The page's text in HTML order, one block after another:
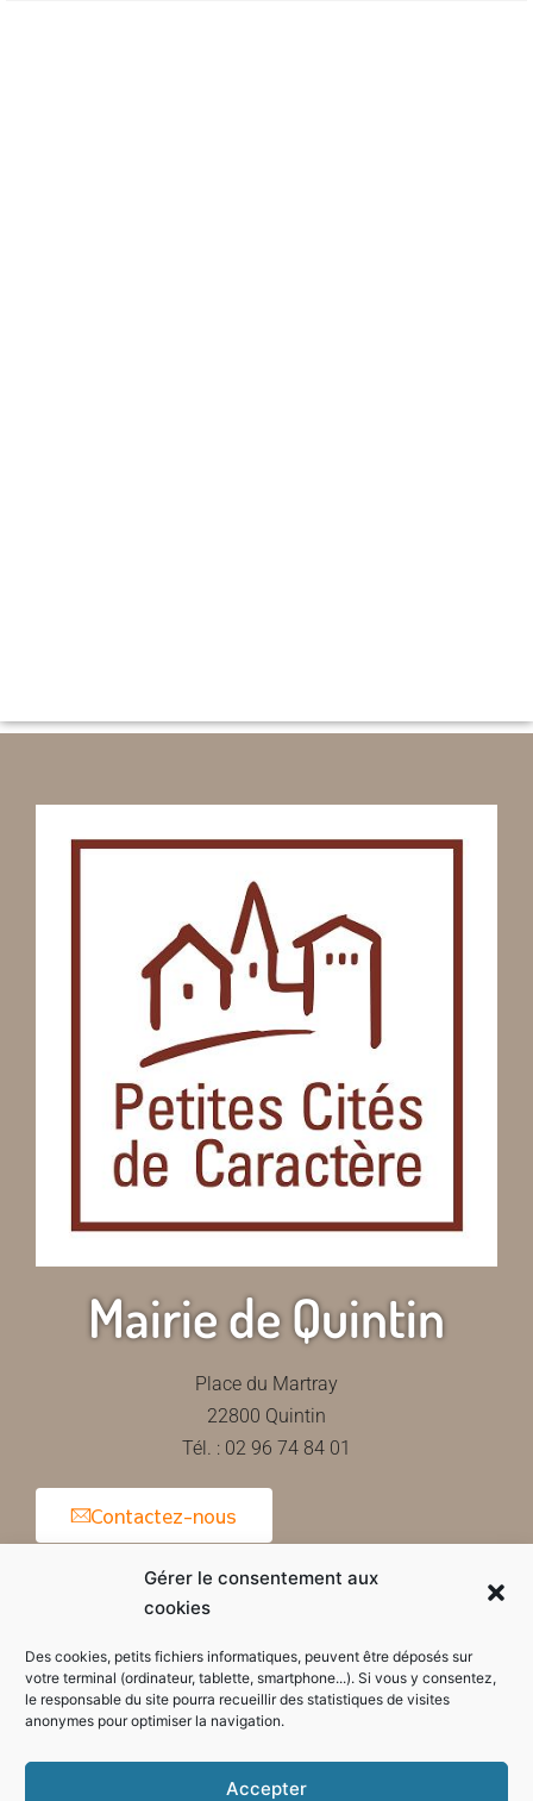
Gérer le consentement aux
cookies
Des cookies, petits fichiers informatiques, peuvent être déposés sur
votre terminal (ordinateur, tablette, smartphone...). Si vous y consentez,
le responsable du site pourra recueillir des statistiques de visites
anonymes pour optimiser la navigation.
Accepter
Mairie de Quintin
Place du Martray
22800 Quintin
Tél. : 02 96 74 84 01
Contactez-nous
Horaires d'ouverture de la mairie